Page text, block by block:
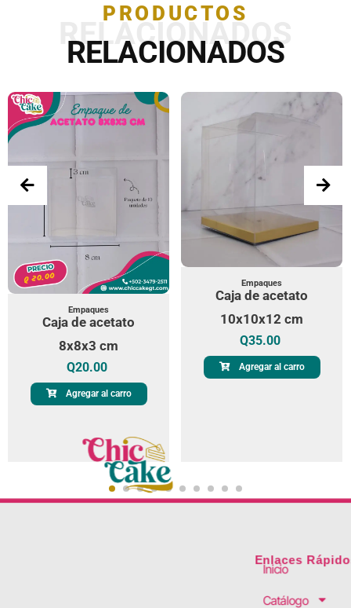
PRODUCTOS
RELACIONADOS
RELACIONADOS
Empaques
Caja de acetato
8x8x3 cm
Q20.00
Agregar al carro
Empaques
Caja de acetato
10x10x12 cm
Q35.00
Agregar al carro
Enlaces
Inicio
Catálogo